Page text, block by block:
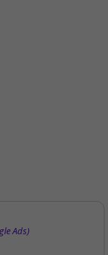
Ads)
NCP वर्कर्स से